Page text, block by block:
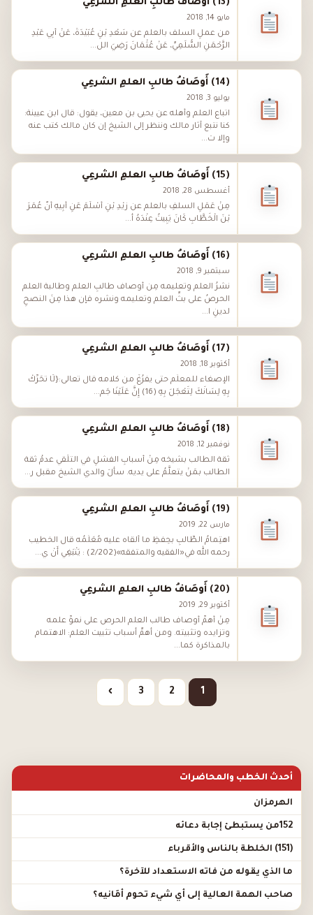
(13) أَوصَافُ طالبِ العلمِ الشرعِي
مايو 14, 2018
من عملِ السلف بالعلم عن سَعْدِ بْنِ عُبَيْدَةَ، عَنْ أَبِي عَبْدِ
الرَّحْمَنِ السُّلَمِيِّ، عَنْ عُثْمَانَ رَضِيَ الل...
(14) أَوصَافُ طالبِ العلمِ الشرعِي
يوليو 3, 2018
اتباع العلم وأهله عن يحيى بن معين، يقول: قال ابن عيينة:
كنا نتبع آثار مالك وننظر إلى الشيخ إن كان مالك كتب عنه
وإلا ت...
(15) أَوصَافُ طالبِ العلمِ الشرعِي
أغسطس 28, 2018
مِنْ عَمَلِ السلفِ بالعلم عن زَيْدِ بْنِ أَسْلَمَ عَنِ أَبِيهِ أَنَّ عُمَرَ
بْنَ الْخَطَّابِ كَانَ يَبِيتُ عِنْدَهُ أ...
(16) أَوصَافُ طالبِ العلمِ الشرعِي
سبتمبر 9, 2018
نشرُ العلم وتعليمه مِن أوصاف طالبِ العلم وطالبة العلم
الحرصُ على بثِّ العلم وتعليمه ونشره فإن هذا مِنَ النصحِ
لدينِ ا...
(17) أَوصَافُ طالبِ العلمِ الشرعِي
أكتوبر 18, 2018
الإصغاء للمعلِّم حتى يفرُغَ من كلامه قال تعالى:{لَا تُحَرِّكْ
بِهِ لِسَانَكَ لِتَعْجَلَ بِهِ (16) إِنَّ عَلَيْنَا جَم...
(18) أَوصَافُ طالبِ العلمِ الشرعِي
نوفمبر 12, 2018
ثقةُ الطالب بشيخه مِنْ أسبابِ الفشَلِ في التَّلَقِّي عدمُ ثقة
الطالب بمَنْ يتعلَّمُ على يديه. سألَ والدي الشيخ مقبل ر...
(19) أَوصَافُ طالبِ العلمِ الشرعِي
مارس 22, 2019
اهتِمامُ الطَّالبِ بحِفْظِ ما ألقاه عليه مُعَلِّمُه قال الخطيب
رحمه الله في«الفقيه والمتفقه»(2/202) : يَنْبَغِي أَنْ ي...
(20) أَوصَافُ طالبِ العلمِ الشرعِي
أكتوبر 29, 2019
مِنْ أهمِّ أوصاف طالب العلم الحرص على نموِّ علمه
وتزايده وتثبيته. ومن أهمِّ أسباب تثبيت العلم: الاهتمام
بالمذاكرة كما...
1
2
3
›
أحدث الخطب والمحاضرات
الهرمزان
152من يستبطئ إجابة دعائه
(151) الخلطة بالناس والأقرباء
ما الذي يقوله من فاته الاستعداد للآخرة؟
صاحب الهمة العالية إلى أي شيء تحوم أَمَانيه؟